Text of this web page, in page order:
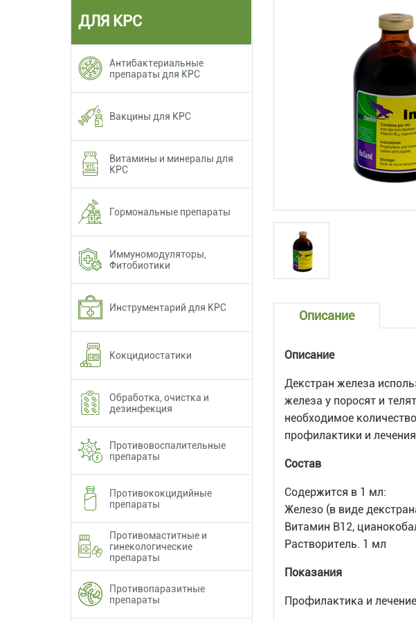
Описание
Описание
Декстран железа
железа у поросят и
необходимое
профилактики и
Состав
Содержится в 1 мл:
Железо (в виде
Витамин B12,
Растворитель. 1 мл
Показания
Профилактика и
ДЛЯ КРС
Антибактериальные
препараты для КРС
Вакцины для КРС
Витамины и минералы для
КРС
Гормональные препараты
Иммуномодуляторы,
Фитобиотики
Инструментарий для КРС
Кокцидиостатики
Обработка, очистка и
дезинфекция
Противовоспалительные
препараты
Противококцидийные
препараты
Противомаститные и
гинекологические
препараты
Противопаразитные
препараты